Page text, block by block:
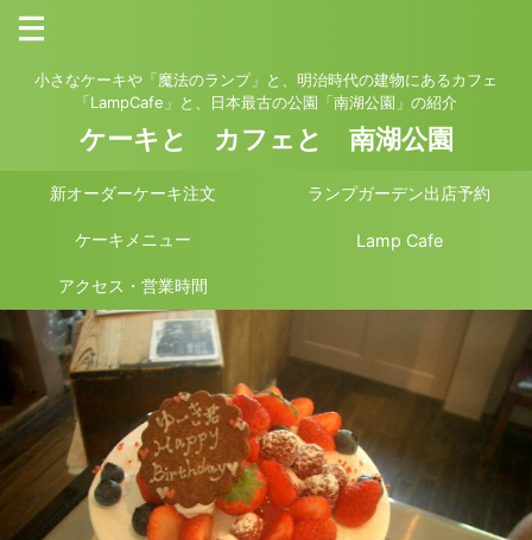
小さなケーキや「魔法のランプ」と、明治時代の建物にあるカフェ
「LampCafe」と、日本最古の公園「南湖公園」の紹介
ケーキと カフェと 南湖公園
新オーダーケーキ注文 ランプガーデン出店予約
ケーキメニュー Lamp Cafe
アクセス・営業時間